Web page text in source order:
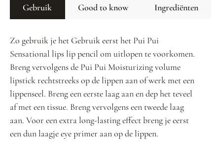
Gebruik Good to know Ingrediënten
Zo gebruik je het Gebruik eerst het Pui Pui
Sensational lips lip pencil om uitlopen te voorkomen.
Breng vervolgens de Pui Pui Moisturizing volume
lipstick rechtstreeks op de lippen aan of werk met een
lippenseel. Breng een eerste laag aan en dep het teveel
af met een tissue. Breng vervolgens een tweede laag
aan. Voor een extra long-lasting effect breng je eerst
een dun laagje eye primer aan op de lippen.